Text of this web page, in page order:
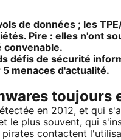
de données ; les
Pire : elles n'ont
convenable.
défis de sécurité
menaces d'actualité.
toujours
en 2012, et qui
le plus souvent, qui
pirates contactent